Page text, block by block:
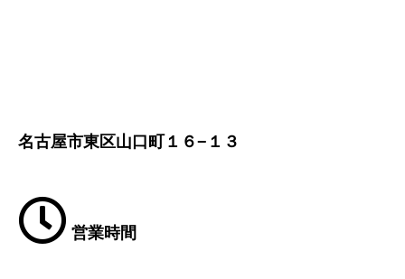
名古屋市東区山口町１６−１３
営業時間